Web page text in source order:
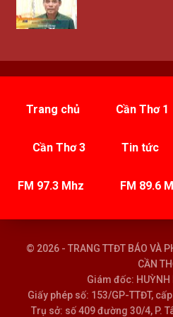
Trang chủ Cần Thơ 1
Cần Thơ 3 Tin tức
FM 97.3 Mhz FM 89.6
© 2026 - TRANG TTĐT BÁO VÀ
CẦN
Giám đốc: HUỲNH
Giấy phép số: 153/GP-TTĐT,
Trụ sở: số 409 đường 30/4, P.